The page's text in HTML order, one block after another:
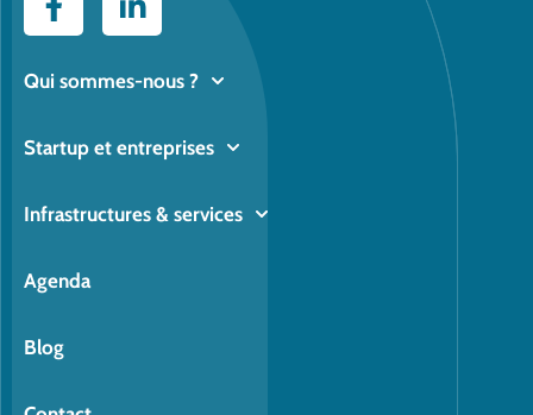
Qui sommes-nous ?
Startup et entreprises
Infrastructures & services
Agenda
Blog